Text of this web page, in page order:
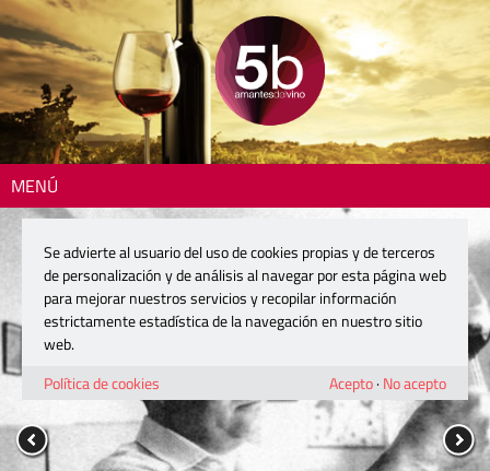
MENÚ
Se advierte al usuario del uso de cookies propias y de terceros
de personalización y de análisis al navegar por esta página web
para mejorar nuestros servicios y recopilar información
estrictamente estadística de la navegación en nuestro sitio
web.
Política de cookies
Acepto· No acepto